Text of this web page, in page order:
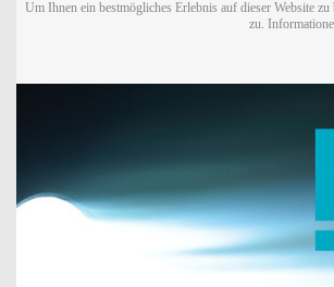
Um Ihnen ein bestmögliches Erlebnis auf dieser Website
zu.